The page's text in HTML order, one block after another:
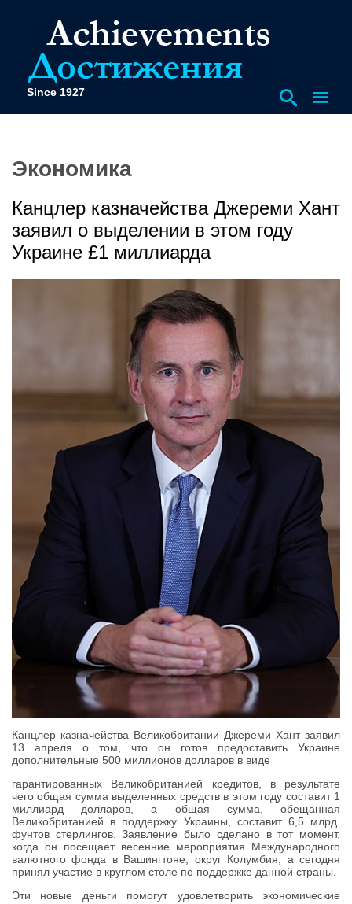
Since 1927
Экономика
Канцлер казначейства Джереми Хант
заявил о выделении в этом году
Украине £1 миллиарда
Канцлер казначейства Великобритании Джереми Хант заявил
13 апреля о том, что он готов предоставить Украине
дополнительные 500 миллионов долларов в виде
гарантированных Великобританией кредитов, в результате
чего общая сумма выделенных средств в этом году составит 1
миллиард долларов, а общая сумма, обещанная
Великобританией в поддержку Украины, составит 6,5 млрд.
фунтов стерлингов. Заявление было сделано в тот момент,
когда он посещает весенние мероприятия Международного
валютного фонда в Вашингтоне, округ Колумбия, а сегодня
принял участие в круглом столе по поддержке данной страны.
Эти новые деньги помогут удовлетворить экономические